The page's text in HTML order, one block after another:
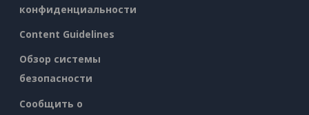
конфиденциальности
Content Guidelines
Обзор системы
безопасности
Сообщить о